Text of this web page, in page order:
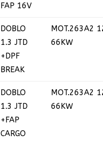
FAP 16V
DOBLO
1.3 JTD
+DPF
BREAK
MOT.263A2
66KW
DOBLO
1.3 JTD
+FAP
CARGO
MOT.263A2
66KW